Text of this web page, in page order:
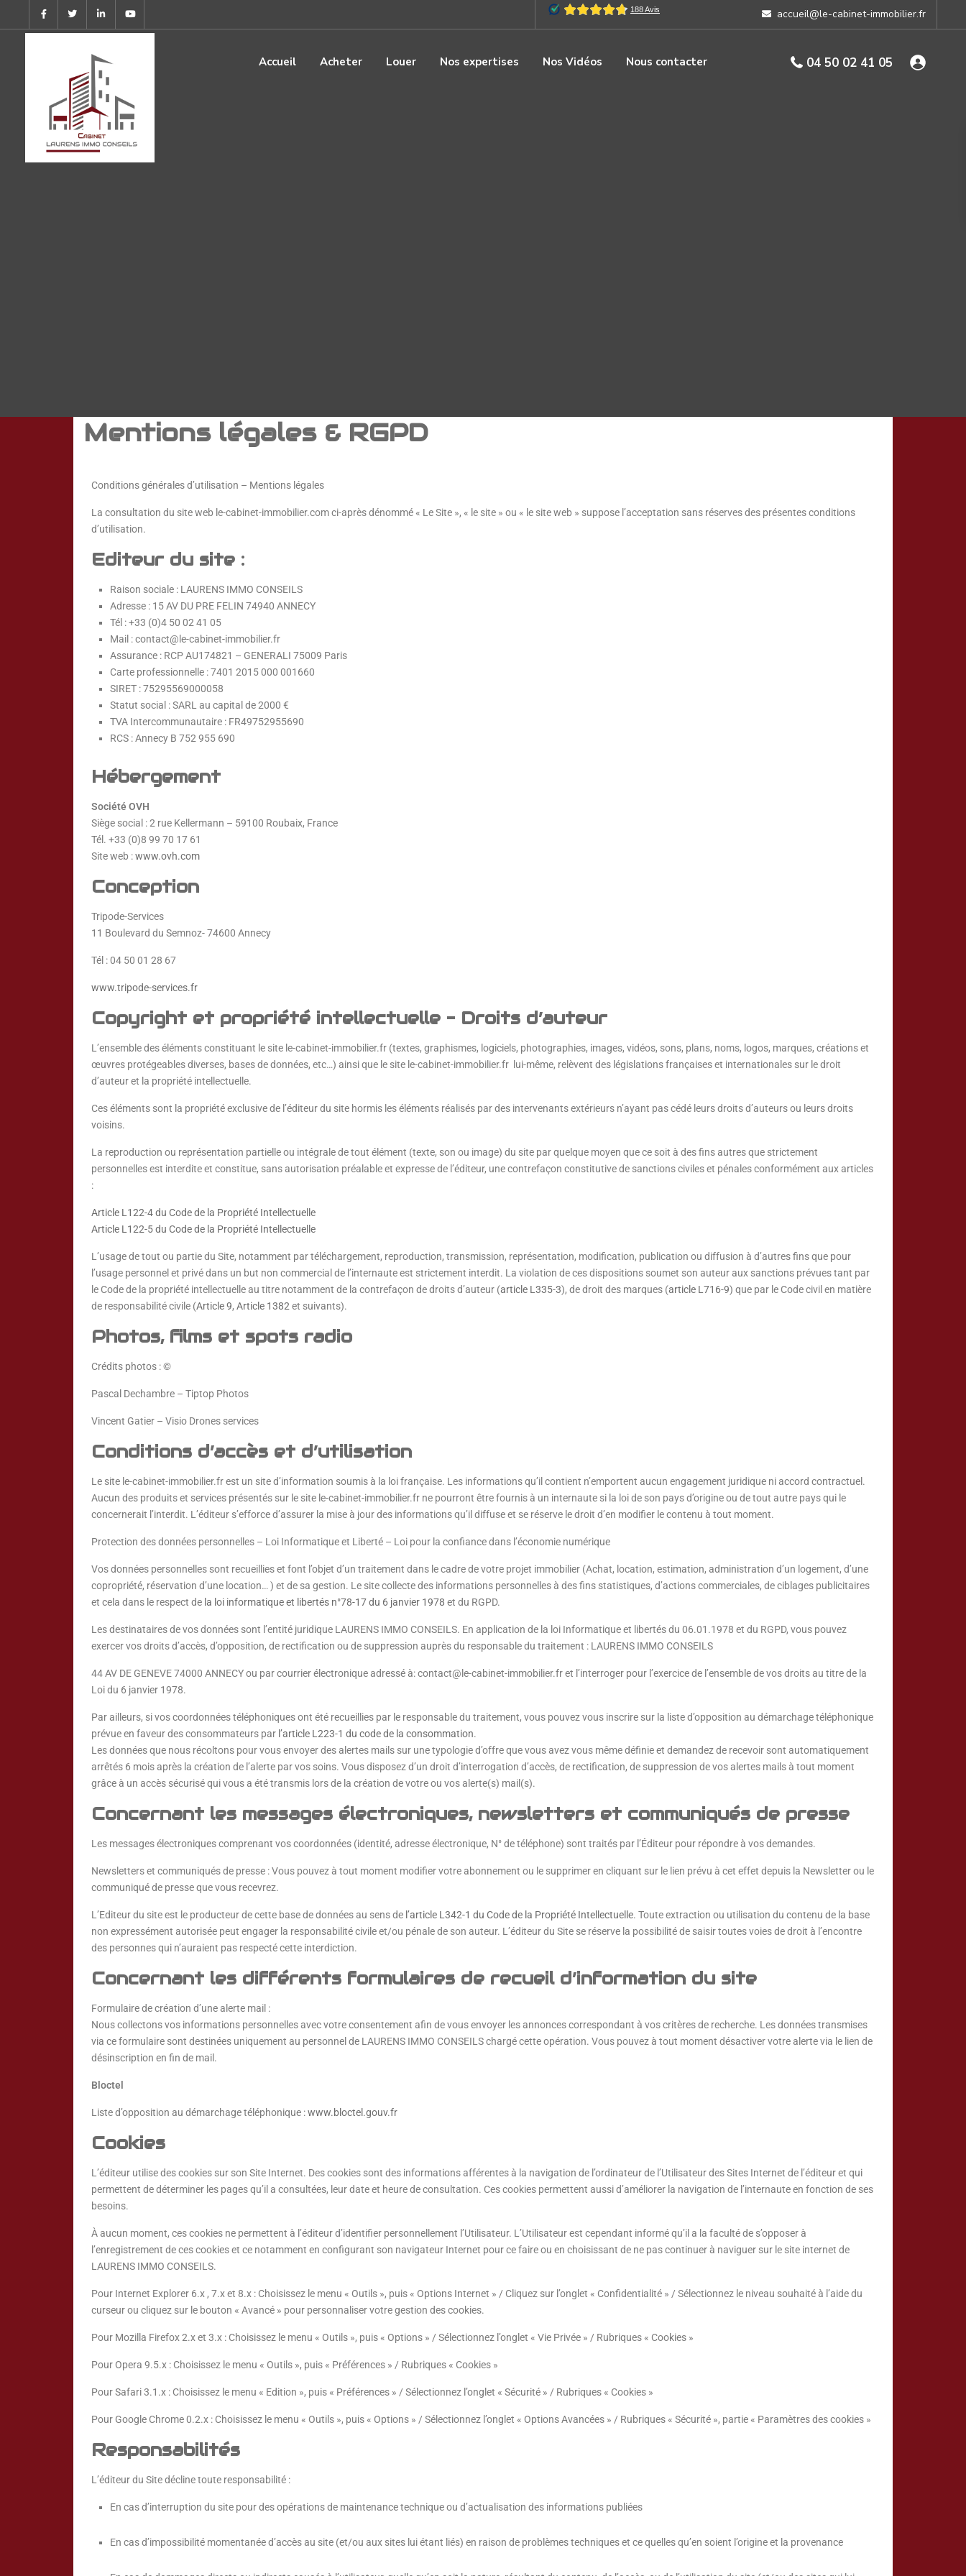
accueil@le-cabinet-immobilier.fr
04 50 02 41 05
Accueil Acheter Louer Nos expertises Nos Vidéos Nous contacter
Mentions légales & RGPD
Conditions générales d’utilisation – Mentions légales
La consultation du site web le-cabinet-immobilier.com ci-après dénommé « Le Site », « le site » ou « le site web » suppose l’acceptation sans réserves des présentes conditions
d’utilisation.
Editeur du site :
Raison sociale : LAURENS IMMO CONSEILS
Adresse : 15 AV DU PRE FELIN 74940 ANNECY
Tél : +33 (0)4 50 02 41 05
Mail : contact@le-cabinet-immobilier.fr
Assurance : RCP AU174821 – GENERALI 75009 Paris
Carte professionnelle : 7401 2015 000 001660
SIRET : 75295569000058
Statut social : SARL au capital de 2000 €
TVA Intercommunautaire : FR49752955690
RCS : Annecy B 752 955 690
Hébergement
Société OVH
Siège social : 2 rue Kellermann – 59100 Roubaix, France
Tél. +33 (0)8 99 70 17 61
Site web :www.ovh.com
Conception
Tripode-Services
11 Boulevard du Semnoz- 74600 Annecy
Tél : 04 50 01 28 67
www.tripode-services.fr
Copyright et propriété intellectuelle – Droits d’auteur
L’ensemble des éléments constituant le site le-cabinet-immobilier.fr (textes, graphismes, logiciels, photographies, images, vidéos, sons, plans, noms, logos, marques, créations et
œuvres protégeables diverses, bases de données, etc…) ainsi que le site le-cabinet-immobilier.fr lui-même, relèvent des législations françaises et internationales sur le droit
d’auteur et la propriété intellectuelle.
Ces éléments sont la propriété exclusive de l’éditeur du site hormis les éléments réalisés par des intervenants extérieurs n’ayant pas cédé leurs droits d’auteurs ou leurs droits
voisins.
La reproduction ou représentation partielle ou intégrale de tout élément (texte, son ou image) du site par quelque moyen que ce soit à des fins autres que strictement
personnelles est interdite et constitue, sans autorisation préalable et expresse de l’éditeur, une contrefaçon constitutive de sanctions civiles et pénales conformément aux articles
:
Article L122-4 du Code de la Propriété Intellectuelle
Article L122-5 du Code de la Propriété Intellectuelle
L’usage de tout ou partie du Site, notamment par téléchargement, reproduction, transmission, représentation, modification, publication ou diffusion à d’autres fins que pour
l’usage personnel et privé dans un but non commercial de l’internaute est strictement interdit. La violation de ces dispositions soumet son auteur aux sanctions prévues tant par
le Code de la propriété intellectuelle au titre notamment de la contrefaçon de droits d’auteur (article L335-3), de droit des marques (article L716-9) que par le Code civil en matière
de responsabilité civile (Article 9, Article 1382 et suivants).
Photos, films et spots radio
Crédits photos : ©
Pascal Dechambre – Tiptop Photos
Vincent Gatier – Visio Drones services
Conditions d’accès et d’utilisation
Le site le-cabinet-immobilier.fr est un site d’information soumis à la loi française. Les informations qu’il contient n’emportent aucun engagement juridique ni accord contractuel.
Aucun des produits et services présentés sur le site le-cabinet-immobilier.fr ne pourront être fournis à un internaute si la loi de son pays d’origine ou de tout autre pays qui le
concernerait l’interdit. L’éditeur s’efforce d’assurer la mise à jour des informations qu’il diffuse et se réserve le droit d’en modifier le contenu à tout moment.
Protection des données personnelles – Loi Informatique et Liberté – Loi pour la confiance dans l’économie numérique
Vos données personnelles sont recueillies et font l’objet d’un traitement dans le cadre de votre projet immobilier (Achat, location, estimation, administration d’un logement, d’une
copropriété, réservation d’une location… ) et de sa gestion. Le site collecte des informations personnelles à des fins statistiques, d’actions commerciales, de ciblages publicitaires
et cela dans le respect de la loi informatique et libertés n°78-17 du 6 janvier 1978 et du RGPD.
Les destinataires de vos données sont l’entité juridique LAURENS IMMO CONSEILS. En application de la loi Informatique et libertés du 06.01.1978 et du RGPD, vous pouvez
exercer vos droits d’accès, d’opposition, de rectification ou de suppression auprès du responsable du traitement : LAURENS IMMO CONSEILS
44 AV DE GENEVE 74000 ANNECY ou par courrier électronique adressé à: contact@le-cabinet-immobilier.fr et l’interroger pour l’exercice de l’ensemble de vos droits au titre de la
Loi du 6 janvier 1978.
Par ailleurs, si vos coordonnées téléphoniques ont été recueillies par le responsable du traitement, vous pouvez vous inscrire sur la liste d’opposition au démarchage téléphonique
prévue en faveur des consommateurs par l’article L223-1 du code de la consommation.
Les données que nous récoltons pour vous envoyer des alertes mails sur une typologie d’offre que vous avez vous même définie et demandez de recevoir sont automatiquement
arrêtés 6 mois après la création de l’alerte par vos soins. Vous disposez d’un droit d’interrogation d’accès, de rectification, de suppression de vos alertes mails à tout moment
grâce à un accès sécurisé qui vous a été transmis lors de la création de votre ou vos alerte(s) mail(s).
Concernant les messages électroniques, newsletters et communiqués de presse
Les messages électroniques comprenant vos coordonnées (identité, adresse électronique, N° de téléphone) sont traités par l’Éditeur pour répondre à vos demandes.
Newsletters et communiqués de presse : Vous pouvez à tout moment modifier votre abonnement ou le supprimer en cliquant sur le lien prévu à cet effet depuis la Newsletter ou le
communiqué de presse que vous recevrez.
L’Editeur du site est le producteur de cette base de données au sens de l’article L342-1 du Code de la Propriété Intellectuelle. Toute extraction ou utilisation du contenu de la base
non expressément autorisée peut engager la responsabilité civile et/ou pénale de son auteur. L’éditeur du Site se réserve la possibilité de saisir toutes voies de droit à l’encontre
des personnes qui n’auraient pas respecté cette interdiction.
Concernant les différents formulaires de recueil d’information du site
Formulaire de création d’une alerte mail :
Nous collectons vos informations personnelles avec votre consentement afin de vous envoyer les annonces correspondant à vos critères de recherche. Les données transmises
via ce formulaire sont destinées uniquement au personnel de LAURENS IMMO CONSEILS chargé cette opération. Vous pouvez à tout moment désactiver votre alerte via le lien de
désinscription en fin de mail.
Bloctel
Liste d’opposition au démarchage téléphonique :www.bloctel.gouv.fr
Cookies
L’éditeur utilise des cookies sur son Site Internet. Des cookies sont des informations afférentes à la navigation de l’ordinateur de l’Utilisateur des Sites Internet de l’éditeur et qui
permettent de déterminer les pages qu’il a consultées, leur date et heure de consultation. Ces cookies permettent aussi d’améliorer la navigation de l’internaute en fonction de ses
besoins.
À aucun moment, ces cookies ne permettent à l’éditeur d’identifier personnellement l’Utilisateur. L’Utilisateur est cependant informé qu’il a la faculté de s’opposer à
l’enregistrement de ces cookies et ce notamment en configurant son navigateur Internet pour ce faire ou en choisissant de ne pas continuer à naviguer sur le site internet de
LAURENS IMMO CONSEILS.
Pour Internet Explorer 6.x , 7.x et 8.x : Choisissez le menu « Outils », puis « Options Internet » / Cliquez sur l’onglet « Confidentialité » / Sélectionnez le niveau souhaité à l’aide du
curseur ou cliquez sur le bouton « Avancé » pour personnaliser votre gestion des cookies.
Pour Mozilla Firefox 2.x et 3.x : Choisissez le menu « Outils », puis « Options » / Sélectionnez l’onglet « Vie Privée » / Rubriques « Cookies »
Pour Opera 9.5.x : Choisissez le menu « Outils », puis « Préférences » / Rubriques « Cookies »
Pour Safari 3.1.x : Choisissez le menu « Edition », puis « Préférences » / Sélectionnez l’onglet « Sécurité » / Rubriques « Cookies »
Pour Google Chrome 0.2.x : Choisissez le menu « Outils », puis « Options » / Sélectionnez l’onglet « Options Avancées » / Rubriques « Sécurité », partie « Paramètres des cookies »
Responsabilités
L’éditeur du Site décline toute responsabilité :
En cas d’interruption du site pour des opérations de maintenance technique ou d’actualisation des informations publiées
En cas d’impossibilité momentanée d’accès au site (et/ou aux sites lui étant liés) en raison de problèmes techniques et ce quelles qu’en soient l’origine et la provenance